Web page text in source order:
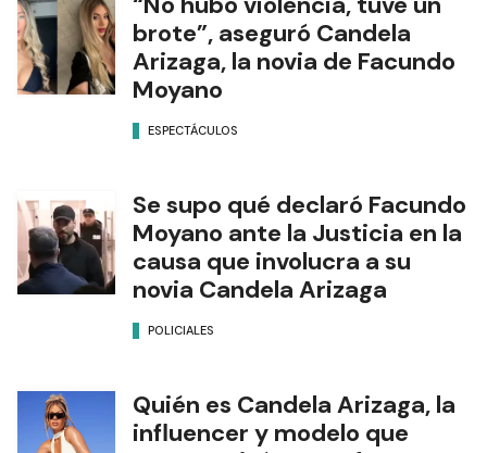
brote”, aseguró Candela
Arizaga, la novia de Facundo
Moyano
ESPECTÁCULOS
Se supo qué declaró Facundo
Moyano ante la Justicia en la
causa que involucra a su
novia Candela Arizaga
POLICIALES
Quién es Candela Arizaga, la
influencer y modelo que